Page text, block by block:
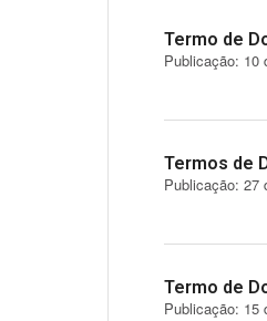
Termo de
Publicação: 10
Termos de
Publicação: 27
Termo de
Publicação: 15